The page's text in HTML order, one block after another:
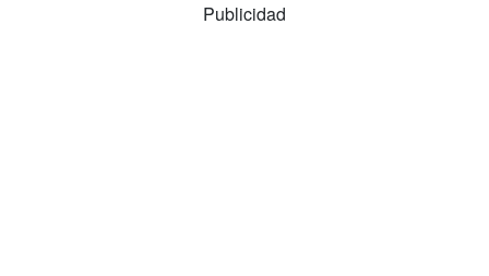
Publicidad